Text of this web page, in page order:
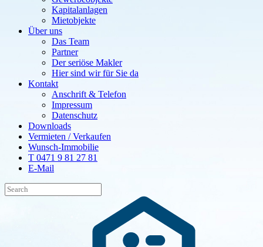
Kapitalanlagen
Mietobjekte
Über uns
Das Team
Partner
Der seriöse Makler
Hier sind wir für Sie da
Kontakt
Anschrift & Telefon
Impressum
Datenschutz
Downloads
Vermieten / Verkaufen
Wunsch-Immobilie
T 0471 9 81 27 81
E-Mail